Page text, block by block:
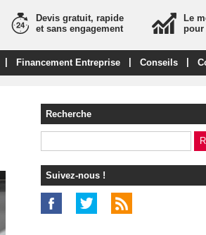
Le
pour
Devis gratuit, rapide
et sans engagement
Financement Entreprise Conseils
Recherche
Suivez-nous !